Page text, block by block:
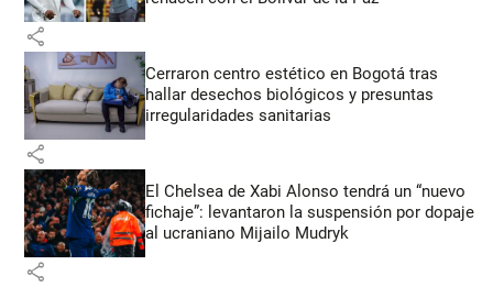
share
Cerraron centro estético en Bogotá tras
hallar desechos biológicos y presuntas
irregularidades sanitarias
share
El Chelsea de Xabi Alonso tendrá un “nuevo
fichaje”: levantaron la suspensión por dopaje
al ucraniano Mijailo Mudryk
share